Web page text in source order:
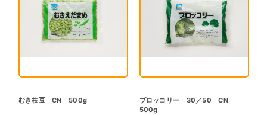
むき枝豆 CN 500g
ブロッコリー 30／50 CN
500g